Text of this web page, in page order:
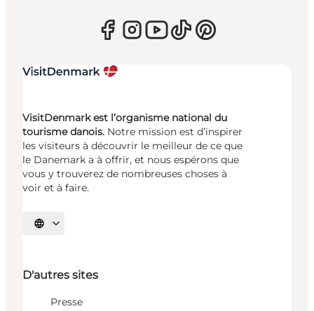
VisitDenmark est l’organisme national du
tourisme danois. Notre mission est d’inspirer
les visiteurs à découvrir le meilleur de ce que
le Danemark a à offrir, et nous espérons que
vous y trouverez de nombreuses choses à
voir et à faire.
Choisissez la langue
D'autres sites
Presse